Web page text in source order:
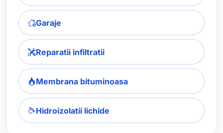
Garaje
Reparatii infiltratii
Membrana bituminoasa
Hidroizolatii lichide